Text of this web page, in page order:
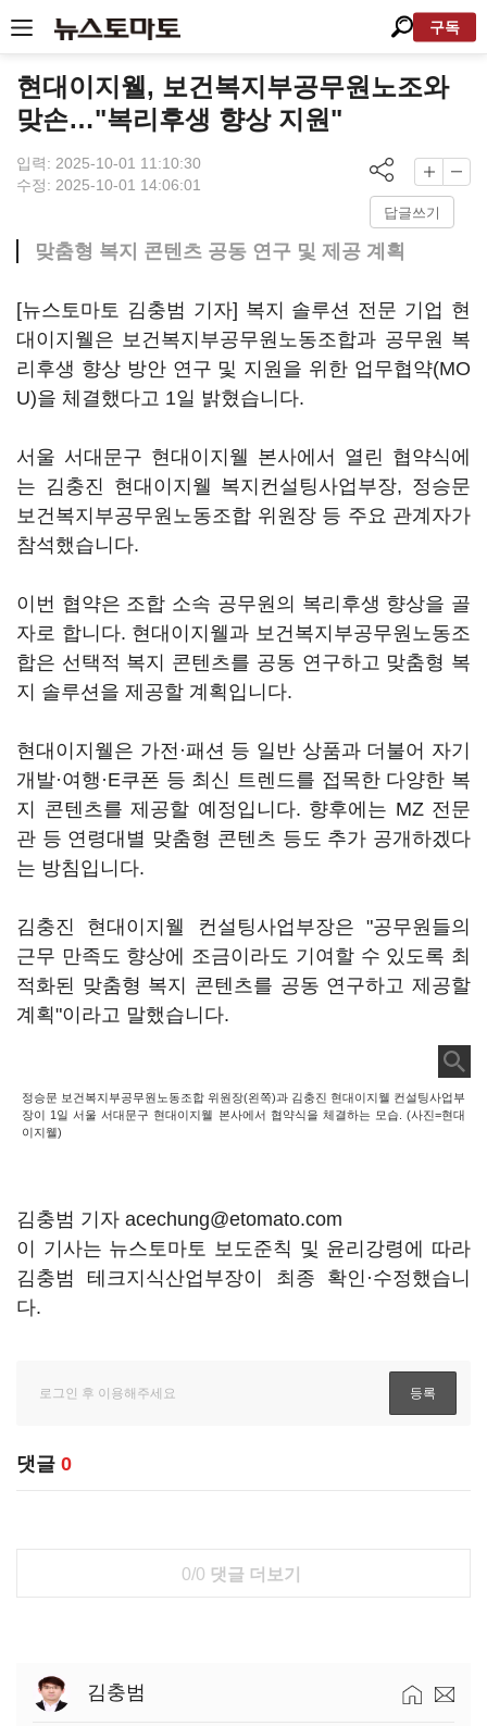
구독
현대이지웰, 보건복지부공무원노조와
맞손…"복리후생 향상 지원"
입력: 2025-10-01 11:10:30
수정: 2025-10-01 14:06:01
답글쓰기
맞춤형 복지 콘텐츠 공동 연구 및 제공 계획
[뉴스토마토 김충범 기자] 복지 솔루션 전문 기업 현
대이지웰은 보건복지부공무원노동조합과 공무원 복
리후생 향상 방안 연구 및 지원을 위한 업무협약(MO
U)을 체결했다고 1일 밝혔습니다.
서울 서대문구 현대이지웰 본사에서 열린 협약식에
는 김충진 현대이지웰 복지컨설팅사업부장, 정승문
보건복지부공무원노동조합 위원장 등 주요 관계자가
참석했습니다.
이번 협약은 조합 소속 공무원의 복리후생 향상을 골
자로 합니다. 현대이지웰과 보건복지부공무원노동조
합은 선택적 복지 콘텐츠를 공동 연구하고 맞춤형 복
지 솔루션을 제공할 계획입니다.
현대이지웰은 가전·패션 등 일반 상품과 더불어 자기
개발·여행·E쿠폰 등 최신 트렌드를 접목한 다양한 복
지 콘텐츠를 제공할 예정입니다. 향후에는 MZ 전문
관 등 연령대별 맞춤형 콘텐츠 등도 추가 공개하겠다
는 방침입니다.
김충진 현대이지웰 컨설팅사업부장은 "공무원들의
근무 만족도 향상에 조금이라도 기여할 수 있도록 최
적화된 맞춤형 복지 콘텐츠를 공동 연구하고 제공할
계획"이라고 말했습니다.
정승문 보건복지부공무원노동조합 위원장(왼쪽)과 김충진 현대이지웰 컨설팅사업부
장이 1일 서울 서대문구 현대이지웰 본사에서 협약식을 체결하는 모습. (사진=현대
이지웰)
김충범 기자 acechung@etomato.com
이 기사는 뉴스토마토 보도준칙 및 윤리강령에 따라
김충범 테크지식산업부장이 최종 확인·수정했습니
다.
댓글 0
0/0 댓글 더보기
김충범